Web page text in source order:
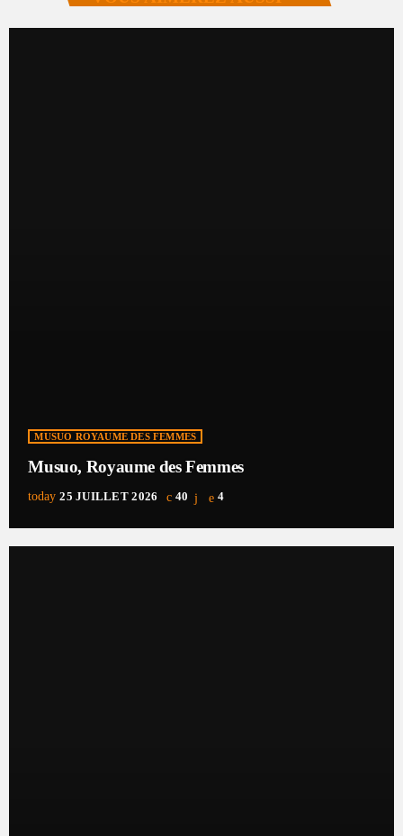
MUSUO ROYAUME DES FEMMES
Musuo, Royaume des Femmes
today 25 JUILLET 2026 40 4